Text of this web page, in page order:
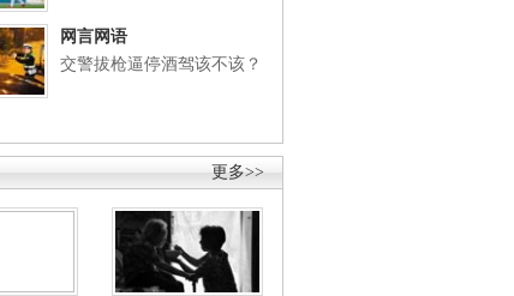
网言网语
交警拔枪逼停酒驾该不该？
更多>>